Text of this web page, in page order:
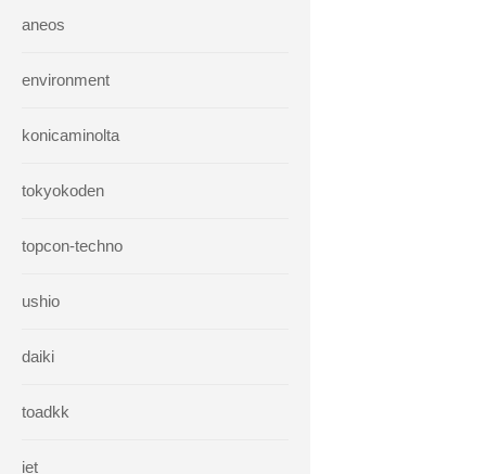
aneos
environment
konicaminolta
tokyokoden
topcon-techno
ushio
daiki
toadkk
iet